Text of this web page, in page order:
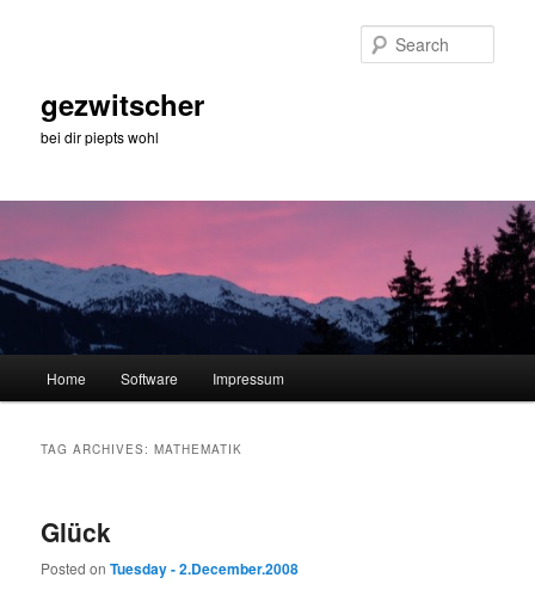
gezwitscher
bei dir piepts wohl
Home Software Impressum
TAG ARCHIVES:MATHEMATIK
Glück
Posted onTuesday - 2.December.2008